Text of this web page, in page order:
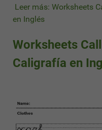
Leer más: Worksheets
en Inglés
Worksheets
Caligrafía en